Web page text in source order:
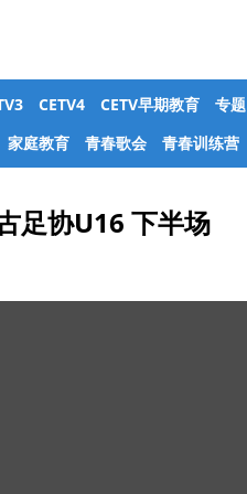
CETV4 CETV早期教育 专题
家庭教育 青春歌会 青春训练营
足协U16 下半场